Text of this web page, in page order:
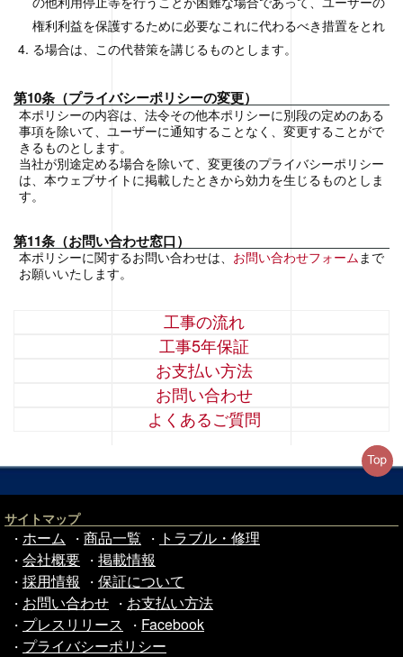
権利利益を保護するために必要なこれに代わるべき措置をとれ
る場合は、この代替策を講じるものとします。
第10条（プライバシーポリシーの変更）
本ポリシーの内容は、法令その他本ポリシーに別段の定めのある
事項を除いて、ユーザーに通知することなく、変更することがで
きるものとします。
当社が別途定める場合を除いて、変更後のプライバシーポリシー
は、本ウェブサイトに掲載したときから効力を生じるものとしま
す。
第11条（お問い合わせ窓口）
本ポリシーに関するお問い合わせは、 お問い合わせフォームまで
お願いいたします。
工事の流れ
工事5年保証
お支払い方法
お問い合わせ
よくあるご質問
サイトマップ
・ ホーム ・ 商品一覧 ・ トラブル・修理
・ 会社概要 ・ 掲載情報
・ 採用情報 ・ 保証について
・ お問い合わせ ・ お支払い方法
・ プレスリリース ・ Facebook
・ プライバシーポリシー